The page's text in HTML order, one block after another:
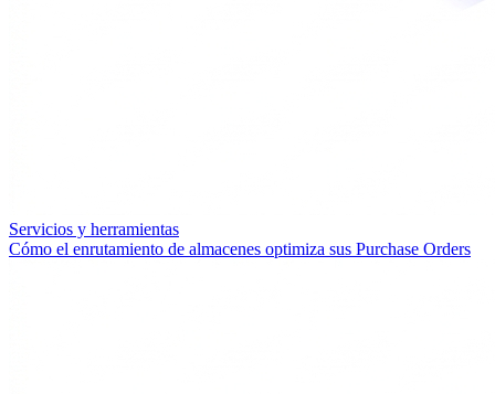
Servicios y herramientas
Cómo el enrutamiento de almacenes optimiza sus Purchase Orders